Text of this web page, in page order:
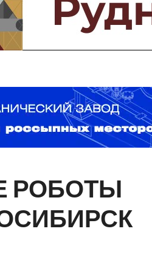
Предприятия и компании
Интервью
Выставки, Конференции
РОБОТЫ